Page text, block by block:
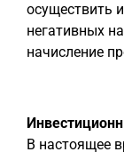
осуществить
негативных
начисление
В настоящее